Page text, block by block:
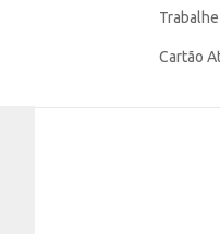
Cartão